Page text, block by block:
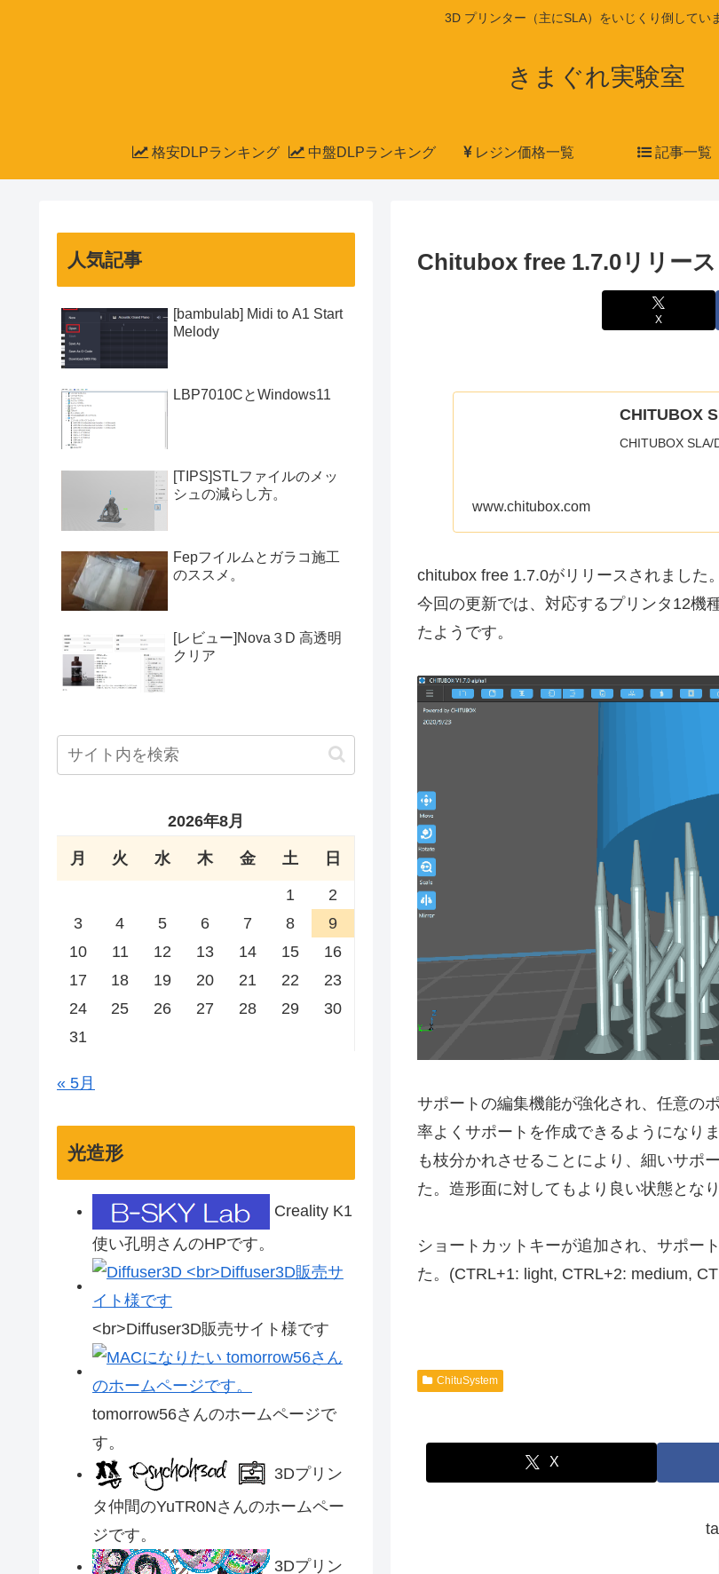
3D プリンター（主にSLA）をいじくり倒してい
きまぐれ実験室
格安DLPランキング 中盤DLPランキング レジン価格一覧 記事一覧
Chitubox free 1.7.0リリース
X
CHITUBOX
CHITUBOX SLA/
www.chitubox.com
chitubox free 1.7.0がリリースされました。
今回の更新では、対応するプリンタ12機
たようです。
サポートの編集機能が強化され、任意の
率よくサポートを作成できるようになり
も枝分かれさせることにより、細いサポ
た。造形面に対してもより良い状態となり
ショートカットキーが追加され、サポー
た。(CTRL+1: light, CTRL+2: medium,
ChituSystem
X
人気記事
[bambulab] Midi to A1 Start
Melody
LBP7010CとWindows11
[TIPS]STLファイルのメッ
シュの減らし方。
Fepフイルムとガラコ施工
のススメ。
[レビュー]Nova３D 高透明
クリア
2026年8月
月 火 水 木 金 土 日
1
2
3
4 5 6 7 8
9
10
11 12 13 14 15
16
17
18 19 20 21 22
23
24
25 26 27 28 29
30
31
« 5月
光造形
Creality K1
使い孔明さんのHPです。
<br>Diffuser3D販売サイト様です
tomorrow56さんのホームページで
す。
3Dプリン
タ仲間のYuTR0Nさんのホームペー
ジです。
3Dプリン